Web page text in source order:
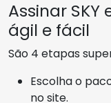
Assinar
ágil e fácil
São 4 etapas
Escolha o
no site.